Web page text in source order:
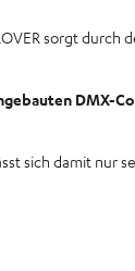
sorgt
DMX-
sich damit